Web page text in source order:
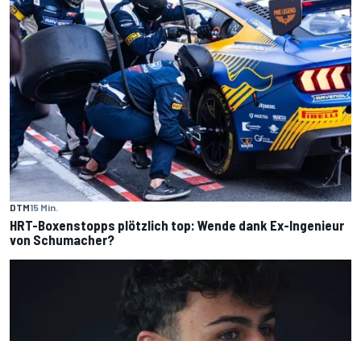
DTM15 Min.
HRT-Boxenstopps plötzlich top: Wende dank Ex-Ingenieur
von Schumacher?